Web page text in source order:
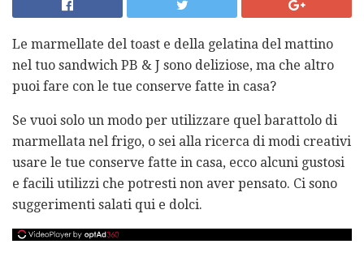
Le marmellate del toast e della gelatina del mattino
nel tuo sandwich PB & J sono deliziose, ma che altro
puoi fare con le tue conserve fatte in casa?
Se vuoi solo un modo per utilizzare quel barattolo di
marmellata nel frigo, o sei alla ricerca di modi creativi
usare le tue conserve fatte in casa, ecco alcuni gustosi
e facili utilizzi che potresti non aver pensato. Ci sono
suggerimenti salati qui e dolci.